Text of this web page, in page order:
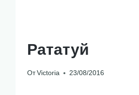
Рататуй
От Victoria 23/08/2016